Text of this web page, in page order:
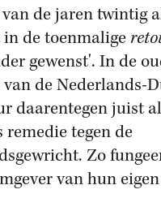
de jaren twintig
de toenmalige
gewenst'. In de
de Nederlands-
daarentegen juist
remedie tegen de
Zo
van hun eigen